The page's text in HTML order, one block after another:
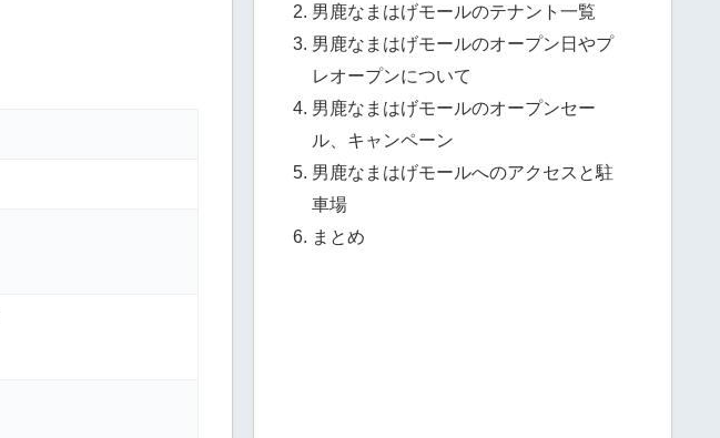
男鹿なまはげモールのテナント一覧
男鹿なまはげモールのオープン日やプ
レオープンについて
男鹿なまはげモールのオープンセー
ル、キャンペーン
男鹿なまはげモールへのアクセスと駐
車場
まとめ